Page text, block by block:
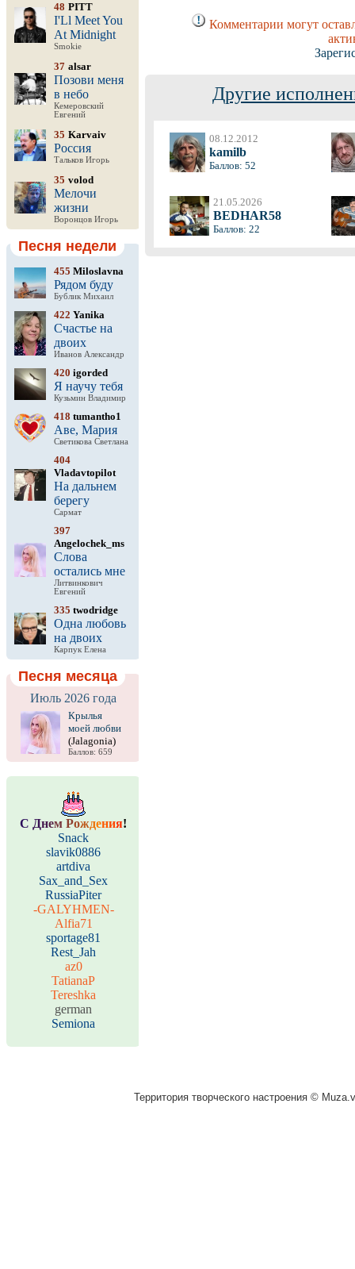
48 PITT
I'Ll Meet You
At Midnight
Smokie
37 alsar
Позови меня
в небо
Кемеровский
Евгений
35 Karvaiv
Россия
Тальков Игорь
35 volod
Мелочи
жизни
Воронцов Игорь
Песня недели
455 Miloslavna
Рядом буду
Бублик Михаил
422 Yanika
Счастье на
двоих
Иванов Александр
420 igorded
Я научу тебя
Кузьмин Владимир
418 tumantho1
Аве, Мария
Светикова Светлана
404
Vladavtopilot
На дальнем
берегу
Сармат
397
Angelochek_ms
Слова
остались мне
Литвинкович
Евгений
335 twodridge
Одна любовь
на двоих
Карпук Елена
Песня месяца
Июль 2026 года
Крылья
моей любви
(Jalagonia)
Баллов: 659
С Днем Рождения!
Snack
slavik0886
artdiva
Sax_and_Sex
RussiaPiter
-GALYHMEN-
Alfia71
sportage81
Rest_Jah
az0
TatianaP
Tereshka
german
Semiona
Комментарии могут
Другие
08.12.2012
kamilb
Баллов: 52
21.05.2026
BEDHAR58
Баллов: 22
Территория творческого настроения ©